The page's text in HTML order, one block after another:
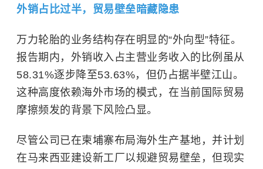
外销占比过半，贸易壁垒暗藏隐患
万力轮胎的业务结构存在明显的“外向型”特征。
报告期内，外销收入占主营业务收入的比例虽从
58.31%逐步降至53.63%，但仍占据半壁江山。
这种高度依赖海外市场的模式，在当前国际贸易
摩擦频发的背景下风险凸显。
尽管公司已在柬埔寨布局海外生产基地，并计划
在马来西亚建设新工厂以规避贸易壁垒，但现实